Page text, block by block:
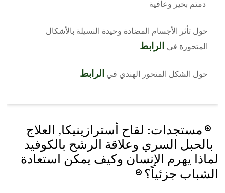
دمتم بخير وعافية
حول تأثر الأجسام المضادة وحيدة النسيلة بالأشكال
المتحورة في
الرابط
حول الشكل المتحور الهندي في الرابط
Post
navigation
مستجدات: لقاح أسترازينيكا, العلاج
بالحبل السري وعلاقة الرشح بالكوفيد
لماذا يهرم الإنسان وكيف يمكن استعادة
الشباب جزئياً؟